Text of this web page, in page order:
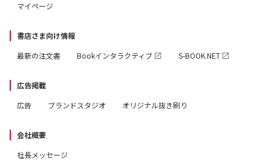
マイページ
書店さま向け情報
最新の注文書
Bookインタラクティブ S-BOOK.NET
広告掲載
広告
ブランドスタジオ オリジナル抜き刷り
会社概要
社長メッセージ